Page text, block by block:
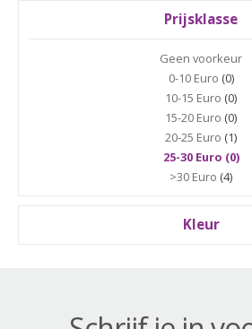
Prijsklasse
Geen voorkeur
0-10 Euro (0)
10-15 Euro (0)
15-20 Euro (0)
20-25 Euro (1)
25-30 Euro (0)
>30 Euro (4)
Kleur